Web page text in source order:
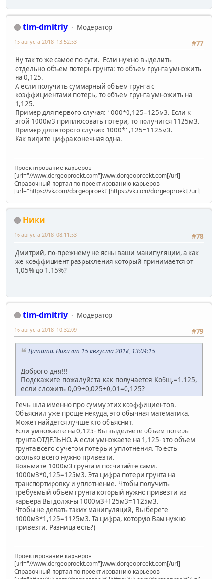
tim-dmitriy
Модератор
#77
15 августа 2018, 13:52:53
Ну так то же самое по сути. Если нужно выделить
отдельно объем потерь грунта: то объем грунта умножить
на 0,125.
А если получить суммарный объем грунта с
коэффициентами потерь, то объем грунта умножить на
1,125.
Пример для первого случая: 1000*0,125=125м3. Если к
этой 1000м3 приплюсовать потери, то получится 1125м3.
Пример для второго случая: 1000*1,125=1125м3.
Как видите цифра конечная одна.
Проектирование карьеров
[url="//www.dorgeoproekt.com"]www.dorgeoproekt.com[/url]
Справочный портал по проектированию карьеров
[url="https://vk.com/dorgeoproekt"]https://vk.com/dorgeoproekt[/url]
Ники
#78
16 августа 2018, 08:11:53
Дмитрий, по-прежнему не ясны ваши манипуляции, а как
же коэффициент разрыхления который принимается от
1,05% до 1.15%?
tim-dmitriy
Модератор
#79
16 августа 2018, 10:32:09
Цитата: Ники от 15 августа 2018, 13:04:15
Доброго дня!!!
Подскажите пожалуйста как получается Кобщ.=1.125,
если сложить 0,09+0,025+0,01=0,125?
Речь шла именно про сумму этих коэффициентов.
Объяснил уже проще некуда, это обычная математика.
Может найдется лучше кто объяснит.
Если умножаете на 0,125- Вы выделяете объем потерь
грунта ОТДЕЛЬНО. А если умножаете на 1,125- это объем
грунта всего с учетом потерь и уплотнения. То есть
сколько всего нужно привезти.
Возьмите 1000м3 грунта и посчитайте сами.
1000м3*0,125=125м3. Эта цифра потери грунта на
транспортировку и уплотнение. Чтобы получить
требуемый объем грунта который нужно привезти из
карьера Вы должны 1000м3+125м3=1125м3.
Чтобы не делать таких манипуляций, Вы берете
1000м3*1,125=1125м3. Та цифра, которую Вам нужно
привезти. Разница есть?)
Проектирование карьеров
[url="//www.dorgeoproekt.com"]www.dorgeoproekt.com[/url]
Справочный портал по проектированию карьеров